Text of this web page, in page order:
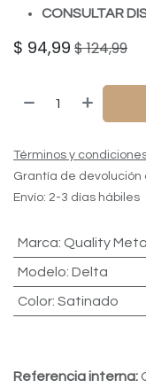
CONSULTAR
$ 94,99 $124,99
Términos y
Grantía de devolución
Envío: 2-3 días hábiles
Marca: Quality Metal
Modelo: Delta
Color: Satinado
Referencia interna: